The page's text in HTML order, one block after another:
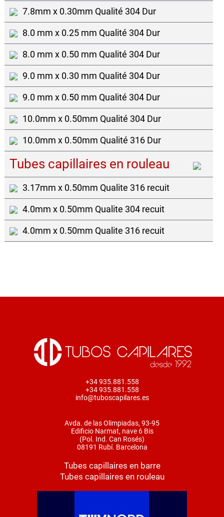
7.8mm x 0.30mm Qualité 304 Dur
8.0 mm x 0.25 mm Qualité 304 Dur
8.0 mm x 0.50 mm Qualité 304 Dur
9.0 mm x 0.30 mm Qualité 304 Dur
9.0 mm x 0.50 mm Qualité 304 Dur
10.0mm x 0.50mm Qualité 304 Dur
10.0mm x 0.50mm Qualité 316 Dur
Tubes capillaires en rouleau
3.17mm x 0.50mm Qualite 316 recuit
4.0mm x 0.50mm Qualite 304 recuit
4.0mm x 0.50mm Qualite 316 recuit
+34 935.881.558
+34 935.881.558
info@tuboscapilares.es
Avda. de las Olimpiadas, 93-95
Edificio Narmat, nave 6 Bis
(Pol. Ind. Can Rosés)
08191 Rubí. Barcelona
Tubes capillaires en barre
Tubes capillaires en rouleau